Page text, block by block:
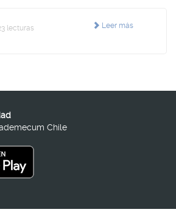
Leer más
lecturas
Chile